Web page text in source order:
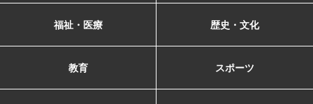
福祉・医療 歴史・文化
教育 スポーツ